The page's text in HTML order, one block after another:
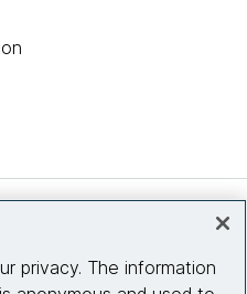
privacy. The information